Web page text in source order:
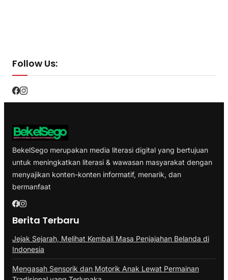
Follow Us:
BekelSego merupakan media literasi digital yang bertujuan
untuk meningkatkan literasi & wawasan masyarakat dengan
menyajikan konten-konten informatif, menarik, dan
bermanfaat
Berita Terbaru
Jejak Sejarah, Melihat Kembali Masa Penjajahan Belanda di
Indonesia
Mengasah Sensorik dan Motorik Anak Lewat Permainan